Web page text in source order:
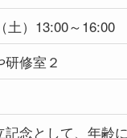
土）13:00～16:00
研修室２
記念として、年齢